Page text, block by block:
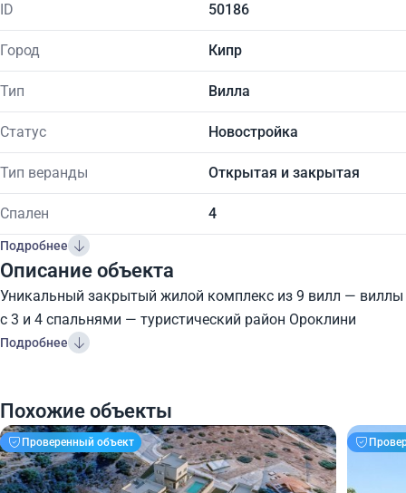
ID 50186
Город Кипр
Тип Вилла
Статус Новостройка
Тип веранды Открытая и закрытая
Спален 4
Подробнее
Описание объекта
Уникальный закрытый жилой комплекс из 9 вилл — виллы
с 3 и 4 спальнями — туристический район Ороклини
Подробнее
Похожие объекты
Проверенный объект